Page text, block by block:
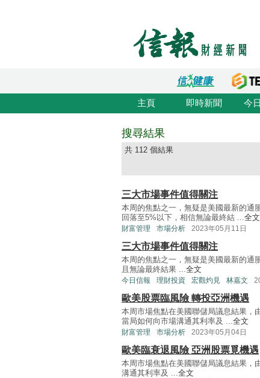
主頁 即時新聞 今
搜尋結果
共 112 個結果
三大市場事件值得關注
本周的焦點之一，無疑是美國最新的通
回落至5%以下，相信無論最終結 ...全文
財富管理 市場分析 2023年05月11日
三大市場事件值得關注
本周的焦點之一，無疑是美國最新的通
且無論最終結果 ...全文
今日信報 理財投資 宏觀灼見 林嘉文
歐美股票臨風險 轉投亞洲機遇
本周市場焦點在美國聯儲局議息結果，
當局如何向市場溝通其利率及 ...全文
財富管理 市場分析 2023年05月04日
歐美臨衰退風險 亞洲股票覓機遇
本周市場焦點在美國聯儲局議息結果，
溝通其利率及 ...全文